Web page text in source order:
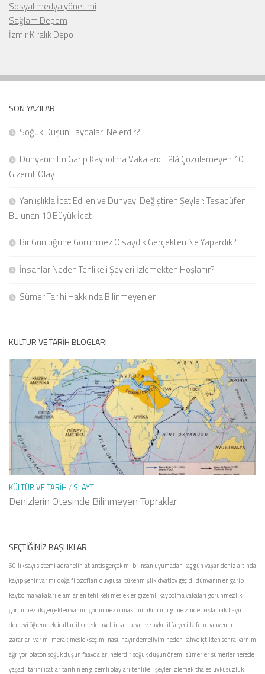
Sosyal medya yönetimi
Sağlam Depom
İzmir Kiralık Depo
SON YAZILAR
Soğuk Duşun Faydaları Nelerdir?
Dünyanın En Garip Kaybolma Vakaları: Hâlâ Çözülemeyen 10
Gizemli Olay
Yanlışlıkla İcat Edilen ve Dünyayı Değiştiren Şeyler: Tesadüfen
Bulunan 10 Büyük İcat
Bir Günlüğüne Görünmez Olsaydık Gerçekten Ne Yapardık?
İnsanlar Neden Tehlikeli Şeyleri İzlemekten Hoşlanır?
Sümer Tarihi Hakkında Bilinmeyenler
KÜLTÜR VE TARIH BLOGLARI
KÜLTÜR VE TARIH / SLAYT
Denizlerin Ötesinde Bilinmeyen Topraklar
SEÇTIĞINIZ BAŞLIKLAR
60'lık sayı sistemi adranelin atlantis gerçek mi bi insan uyumadan kaç gün yaşardeniz altında
kayıp şehir var mı doğa filozofları duygusal tükenmişlikdyatlov geçidi dünyanın en garip
kaybolma vakaları elamlaren tehlikeli mesleklergizemli kaybolma vakaları görünmezlik
görünmezlik gerçekten var mı görünmez olmak mümkün mü güne zinde başlamak hayır
demeyi öğrenmek icatlar ilk medenıyet insan beyni ve uyku itfaiyeci kafein kahvenin
zararları var mı merak meslek seçimi nasıl hayır demeliyim neden kahve içtikten sonra karnım
ağrıyor platon soğuk duşun faaydaları nelerdirsoğuk duşun önemi sümerlersümerler nerede
yaşadı tarihi icatlartarihin en gizemli olayları tehlikeli şeyler izlemekthales uykusuzluk